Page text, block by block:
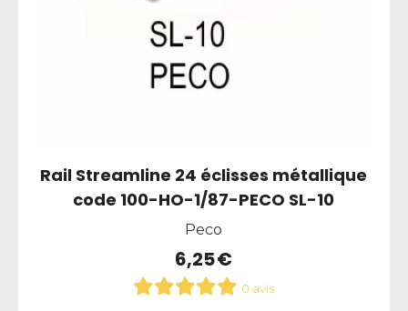
Rail Streamline 24 éclisses métallique
code 100-HO-1/87-PECO SL-10
Peco
6,25€
0 avis